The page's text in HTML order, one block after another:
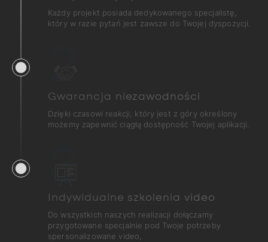
Każdy projekt posiada dedykowanego specjalistę,
który w razie pytań jest zawsze do Twojej dyspozycji.
Gwarancja niezawodności
Dzięki czasowi reakcji, który jest z góry określony
możemy zapewnić ciągłą dostępność Twojej aplikacji.
Indywidualne szkolenia video
Do wszystkich naszych realizacji dołączamy
przygotowane specjalnie pod Twoje potrzeby
spersonalizowane video,